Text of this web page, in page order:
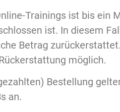
Trainings ist bis ein
ist. In diesem
Betrag
möglich.
Bestellung
an.